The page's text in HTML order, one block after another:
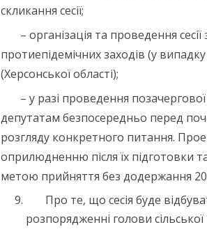
скликання сесії;
– організація та проведення
протиепідемічних заходів (у
(Херсонської області);
– у разі проведення
депутатам безпосередньо перед
розгляду конкретного питання.
оприлюдненню після їх підготовки
метою прийняття без додержання
Про те, що сесія буде
розпорядженні голови